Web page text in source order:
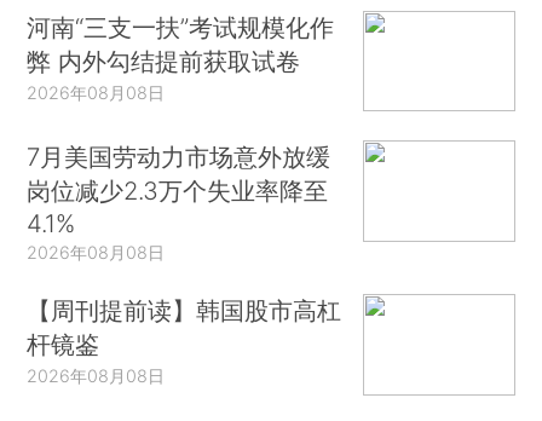
河南“三支一扶”考试规模化作
弊 内外勾结提前获取试卷
2026年08月08日
7月美国劳动力市场意外放缓
岗位减少2.3万个失业率降至
4.1%
2026年08月08日
【周刊提前读】韩国股市高杠
杆镜鉴
2026年08月08日